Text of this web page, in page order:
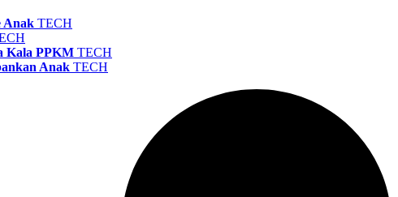
Anak TECH
Kala PPKM TECH
Anak TECH